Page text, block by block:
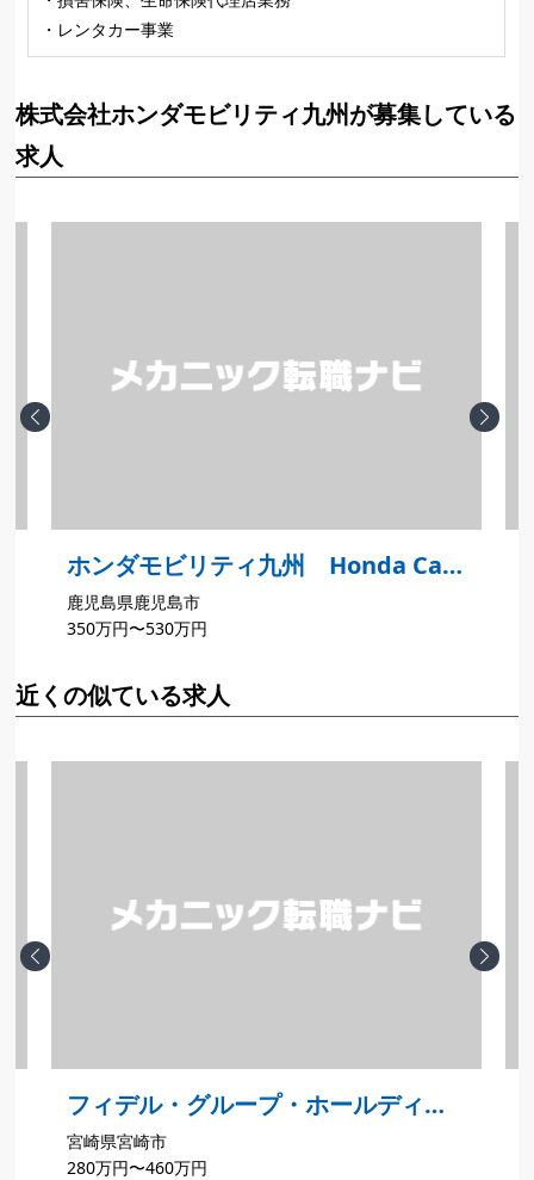
・レンタカー事業
株式会社ホンダモビリティ九州が募集している
求人
Previous
ホンダモビリティ九州 Honda Cars
鹿児島 U-Select 鹿児島
鹿児島県鹿児島市
350万円〜530万円
Next
近くの似ている求人
Previous
フィデル・グループ・ホールディン
グス株式会社 アウディ宮崎
宮崎県宮崎市
280万円〜460万円
Next